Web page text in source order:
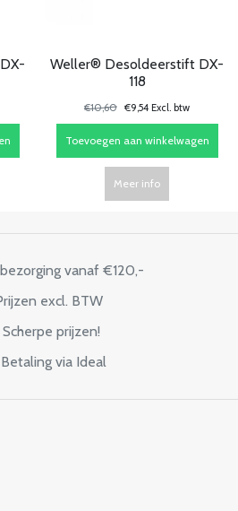
Weller® Desoldeerstift DX-
118
€10,60 €9,54 Excl. btw
Toevoegen aan winkelwagen
Meer info
vanaf €120,-
excl. BTW
Scherpe prijzen!
Betaling via Ideal